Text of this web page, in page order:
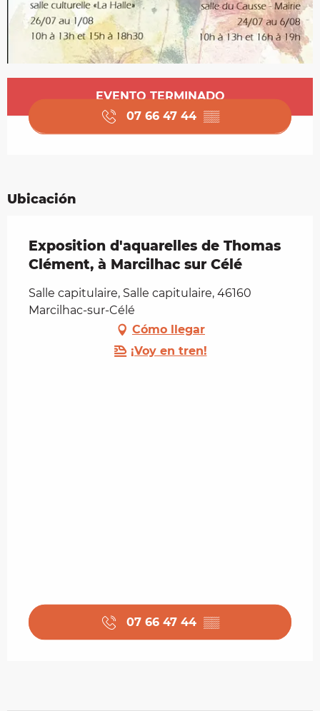
Horarios y datos de contacto
EVENTO TERMINADO
07 66 47 44 ▒▒
Ubicación
Exposition d'aquarelles de Thomas
Clément, à Marcilhac sur Célé
Salle capitulaire, Salle capitulaire, 46160
Marcilhac-sur-Célé
Cómo llegar
¡Voy en tren!
07 66 47 44 ▒▒